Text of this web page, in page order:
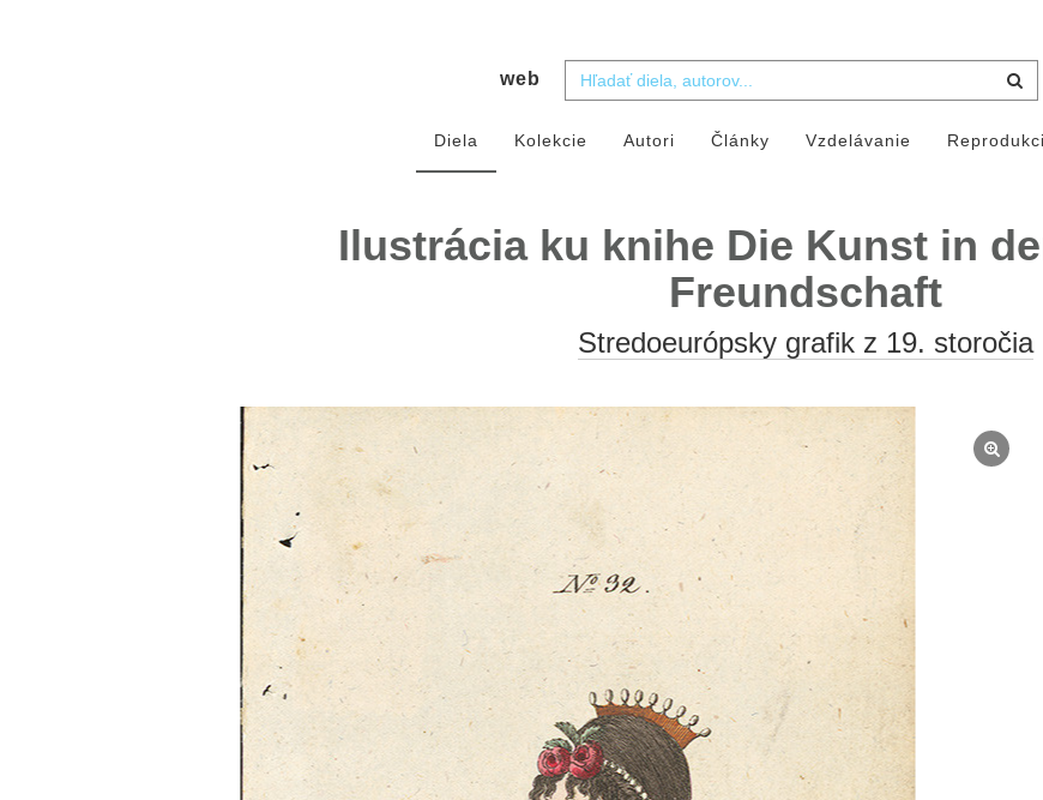
web
Diela Kolekcie Autori Články Vzdelávanie
Ilustrácia ku knihe Die Kunst in
Freundschaft
Stredoeurópsky grafik z 19. storočia